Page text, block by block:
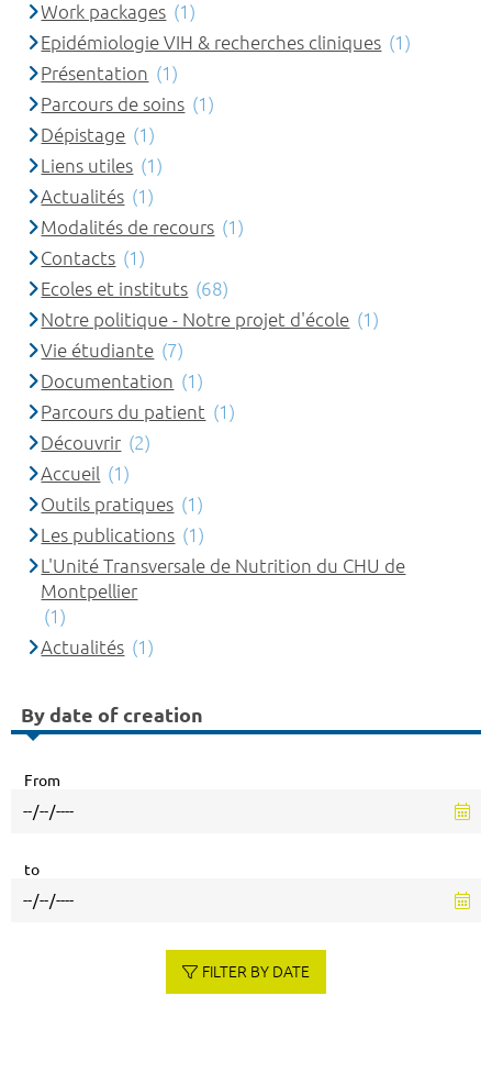
Work packages (1)
Epidémiologie VIH & recherches cliniques (1)
Présentation (1)
Parcours de soins (1)
Dépistage (1)
Liens utiles (1)
Actualités (1)
Modalités de recours (1)
Contacts (1)
Ecoles et instituts (68)
Notre politique - Notre projet d'école (1)
Vie étudiante (7)
Documentation (1)
Parcours du patient (1)
Découvrir (2)
Accueil (1)
Outils pratiques (1)
Les publications (1)
L'Unité Transversale de Nutrition du CHU de
Montpellier
(1)
Actualités (1)
By date of creation
From
to
FILTER BY DATE